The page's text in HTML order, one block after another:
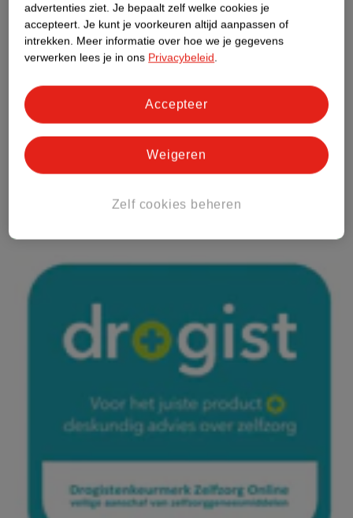
advertenties ziet. Je bepaalt zelf welke cookies je
accepteert. Je kunt je voorkeuren altijd aanpassen of
intrekken. Meer informatie over hoe we je gegevens
verwerken lees je in ons Privacybeleid.
Zelf cookies beheren
Weigeren
Accepteer